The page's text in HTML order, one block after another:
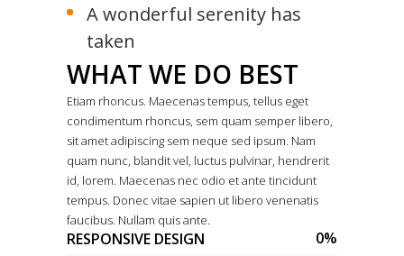
A wonderful serenity has
taken
WHAT WE DO BEST
Etiam rhoncus. Maecenas tempus, tellus eget
condimentum rhoncus, sem quam semper libero,
sit amet adipiscing sem neque sed ipsum. Nam
quam nunc, blandit vel, luctus pulvinar, hendrerit
id, lorem. Maecenas nec odio et ante tincidunt
tempus. Donec vitae sapien ut libero venenatis
faucibus. Nullam quis ante.
RESPONSIVE DESIGN 0%